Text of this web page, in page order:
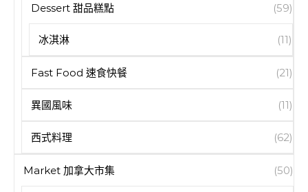
Dessert 甜品糕點 (59)
冰淇淋 (11)
Fast Food 速食快餐 (21)
異國風味 (11)
西式料理 (62)
Market 加拿大市集 (50)